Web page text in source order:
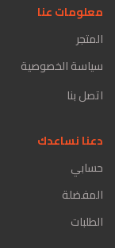
معلومات عنا
المتجر
سياسة الخصوصية
اتصل بنا
دعنا نساعدك
حسابي
المفضلة
الطلبات